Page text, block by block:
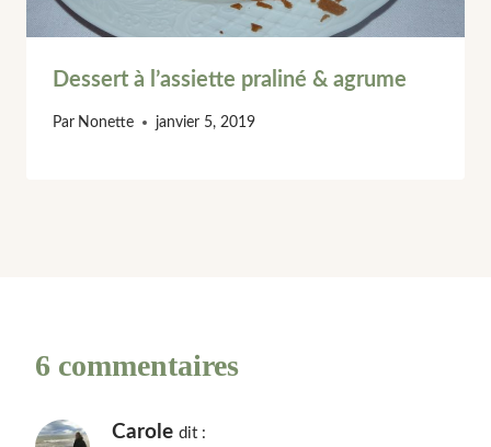
Dessert à l’assiette praliné & agrume
Par Nonette janvier 5, 2019
6 commentaires
Carole dit :